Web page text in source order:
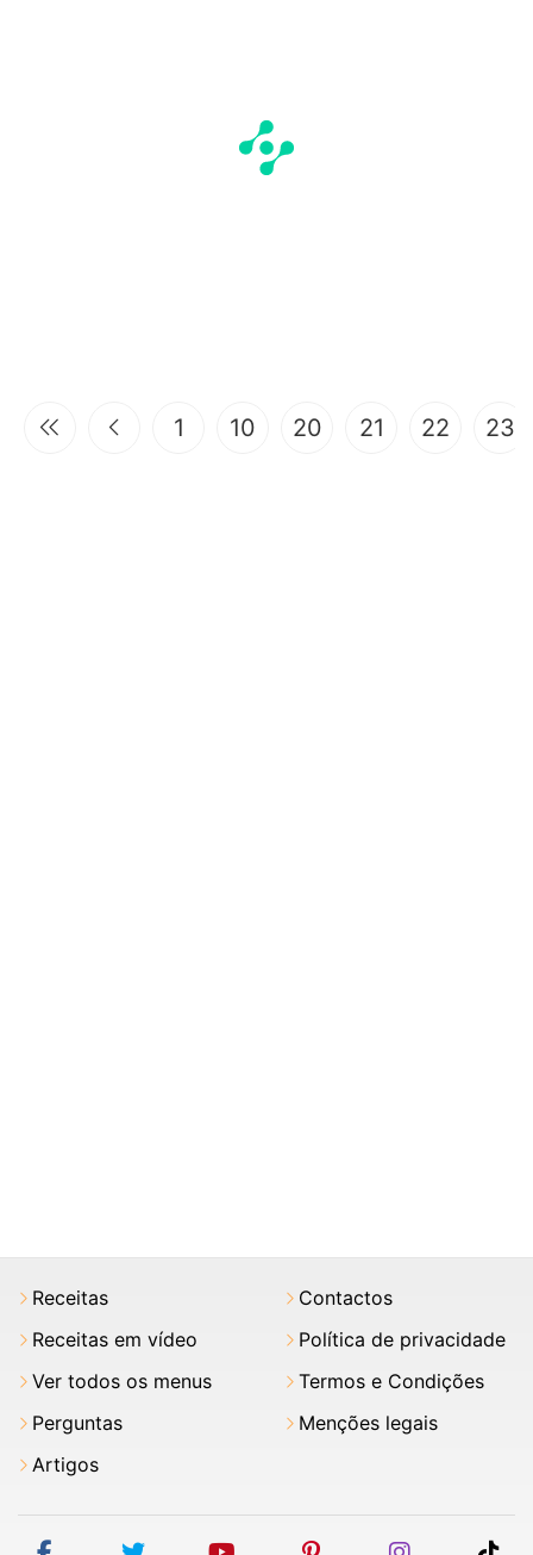
1 10 20 21 22 23
Receitas
Receitas em vídeo
Ver todos os menus
Perguntas
Artigos
Contactos
Política de privacidade
Termos e Condições
Menções legais